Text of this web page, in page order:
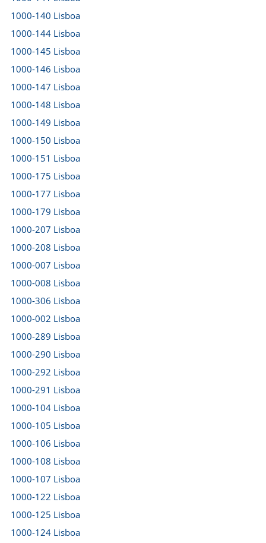
1000-140 Lisboa
1000-144 Lisboa
1000-145 Lisboa
1000-146 Lisboa
1000-147 Lisboa
1000-148 Lisboa
1000-149 Lisboa
1000-150 Lisboa
1000-151 Lisboa
1000-175 Lisboa
1000-177 Lisboa
1000-179 Lisboa
1000-207 Lisboa
1000-208 Lisboa
1000-007 Lisboa
1000-008 Lisboa
1000-306 Lisboa
1000-002 Lisboa
1000-289 Lisboa
1000-290 Lisboa
1000-292 Lisboa
1000-291 Lisboa
1000-104 Lisboa
1000-105 Lisboa
1000-106 Lisboa
1000-108 Lisboa
1000-107 Lisboa
1000-122 Lisboa
1000-125 Lisboa
1000-124 Lisboa